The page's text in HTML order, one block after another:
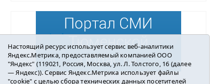
Настоящий ресурс использует сервис веб-аналитики
Яндекс.Метрика, предоставляемый компанией ООО
"Яндекс" (119021, Россия, Москва, ул. Л. Толстого, 16 (далее
— Яндекс)). Сервис Яндекс.Метрика использует файлы
"cookie" с целью сбора технических данных посетителей